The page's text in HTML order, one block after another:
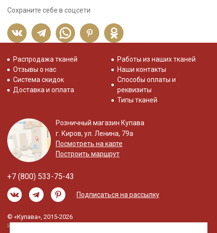
Сохраните себе в соцсети
Распродажа тканей
Отзывы о нас
Система скидок
Доставка и оплата
Работы из наших тканей
Наши контакты
Способы оплаты и
реквизиты
Типы тканей
Розничный магазин Купава
г. Киров, ул. Ленина, 79а
Посмотреть на карте
Построить маршрут
+7 (800) 533-75-43
Подписаться на рассылку
© «Купава», 2015-2026
Информация на сайте не является публичной